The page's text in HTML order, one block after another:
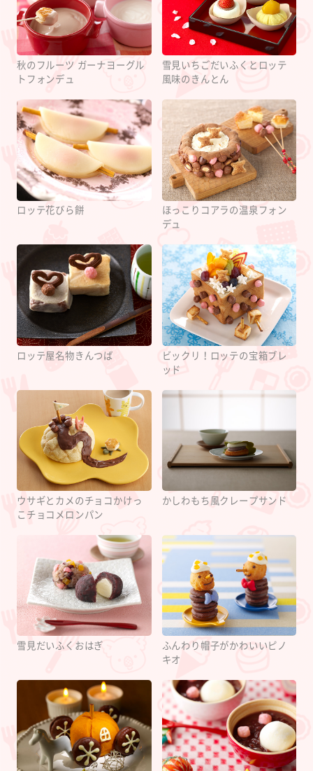
秋のフルーツ ガーナヨーグル
トフォンデュ
雪見いちごだいふくとロッテ
風味のきんとん
ロッテ花びら餅
ほっこりコアラの温泉フォン
デュ
ロッテ屋名物きんつば
ビックリ！ロッテの宝箱ブレ
ッド
ウサギとカメのチョコかけっ
こチョコメロンパン
かしわもち風クレープサンド
雪見だいふくおはぎ
ふんわり帽子がかわいいピノ
キオ